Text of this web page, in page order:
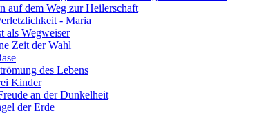
auf dem Weg zur Heilerschaft
- Maria
als Wegweiser
Zeit der Wahl
des Lebens
Kinder
an der Dunkelheit
der Erde